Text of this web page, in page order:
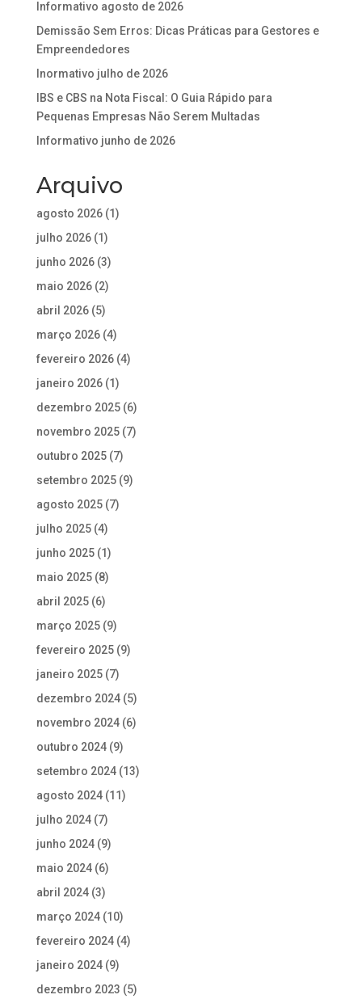
Informativo agosto de 2026
Demissão Sem Erros: Dicas Práticas para Gestores e
Empreendedores
Inormativo julho de 2026
IBS e CBS na Nota Fiscal: O Guia Rápido para
Pequenas Empresas Não Serem Multadas
Informativo junho de 2026
Arquivo
agosto 2026(1)
julho 2026(1)
junho 2026(3)
maio 2026(2)
abril 2026(5)
março 2026(4)
fevereiro 2026(4)
janeiro 2026(1)
dezembro 2025(6)
novembro 2025(7)
outubro 2025(7)
setembro 2025(9)
agosto 2025(7)
julho 2025(4)
junho 2025(1)
maio 2025(8)
abril 2025(6)
março 2025(9)
fevereiro 2025(9)
janeiro 2025(7)
dezembro 2024(5)
novembro 2024(6)
outubro 2024(9)
setembro 2024(13)
agosto 2024(11)
julho 2024(7)
junho 2024(9)
maio 2024(6)
abril 2024(3)
março 2024(10)
fevereiro 2024(4)
janeiro 2024(9)
dezembro 2023 (5)